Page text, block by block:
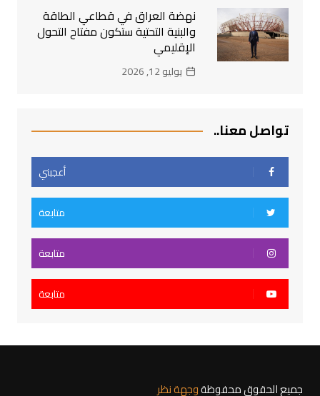
نهضة العراق في قطاعي الطاقة
والبنية التحتية ستكون مفتاح التحول
الإقليمي
يوليو 12, 2026
تواصل معنا..
أعجبني
متابعة
متابعة
متابعة
جميع الحقوق محفوظةوجهة نظر